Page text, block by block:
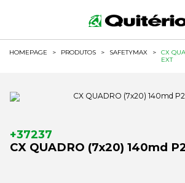
HOMEPAGE > PRODUTOS > SAFETYMAX >
CX
EXT
+37237
CX QUADRO (7x20) 140md